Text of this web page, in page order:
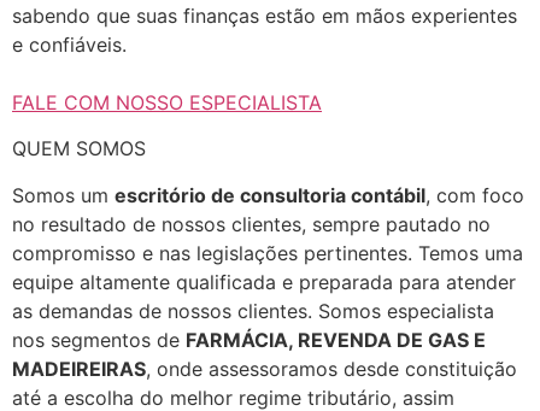
sabendo que suas finanças estão em mãos experientes
e confiáveis.
FALE COM NOSSO ESPECIALISTA
QUEM SOMOS
Somos um escritório de consultoria contábil, com foco
no resultado de nossos clientes, sempre pautado no
compromisso e nas legislações pertinentes. Temos uma
equipe altamente qualificada e preparada para atender
as demandas de nossos clientes. Somos especialista
nos segmentos de FARMÁCIA, REVENDA DE GAS E
MADEIREIRAS, onde assessoramos desde constituição
até a escolha do melhor regime tributário, assim